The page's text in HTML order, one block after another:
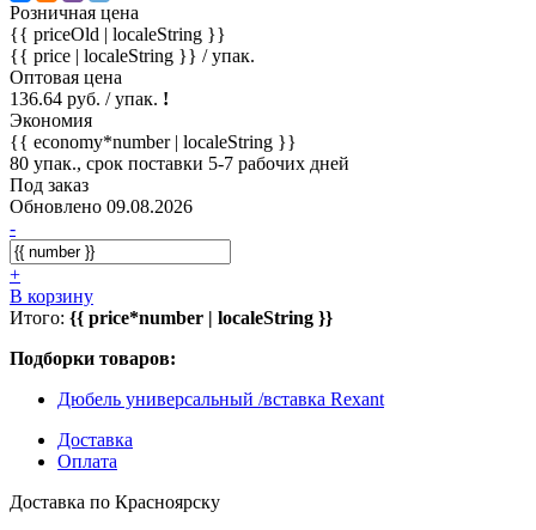
Розничная цена
{{ priceOld | localeString }}
{{ price | localeString }} / упак.
Оптовая цена
136.64 руб. / упак. !
Экономия
{{ economy*number | localeString }}
80 упак., срок поставки 5-7 рабочих дней
Под заказ
Обновлено 09.08.2026
-
+
В корзину
Итого: {{ price*number | localeString }}
Подборки товаров:
Дюбель универсальный /вставка Rexant
Доставка
Оплата
Доставка по Красноярску